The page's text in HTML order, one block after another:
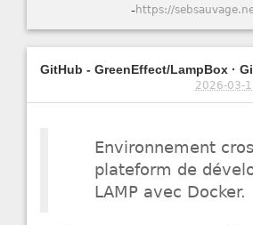
-https://
GitHub - GreenEffect/LampBox ·
2026-03-
Environnement
plateform de
LAMP avec Docker.